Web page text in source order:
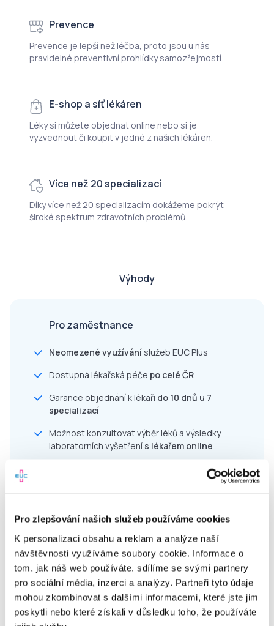
Pro zlepšování našich služeb používáme cookies
K personalizaci obsahu a reklam a analýze naší
návštěvnosti využíváme soubory cookie. Informace o
tom, jak náš web používáte, sdílíme se svými partnery
pro sociální média, inzerci a analýzy. Partneři tyto údaje
mohou zkombinovat s dalšími informacemi, které jste jim
poskytli nebo které získali v důsledku toho, že používáte
Prevence
Prevence je lepší než léčba, proto jsou u nás
pravidelné preventivní prohlídky samozřejmostí.
E-shop a síť lékáren
Léky si můžete objednat online nebo si je
vyzvednout či koupit v jedné z našich lékáren.
Více než 20 specializací
Díky více než 20 specializacím dokážeme pokrýt
široké spektrum zdravotních problémů.
Výhody
Pro zaměstnance
Neomezené využívání služeb EUC Plus
Dostupná lékařská péče po celé ČR
Garance objednání k lékaři do 10 dnů u 7
specializací
Možnost konzultovat výběr léků a výsledky
laboratorních vyšetření s lékařem online
Pravidelná edukace v péči o zdraví a prevenci
Akce a slevy do lékáren
a laboratoří EUC
Komfort a úspora času díky online službám
Pro zaměstnavatele